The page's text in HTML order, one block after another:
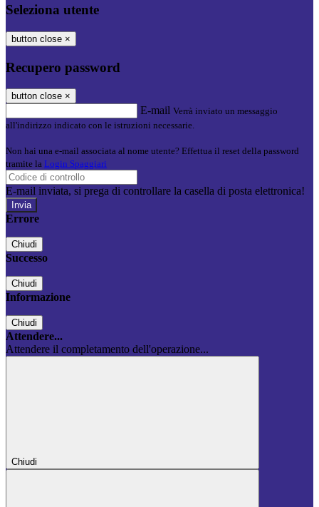
Seleziona utente
button close ×
Recupero password
button close ×
E-mail Verrà inviato un messaggio
all'indirizzo indicato con le istruzioni necessarie.
Non hai una e-mail associata al nome utente? Effettua il reset della password
tramite la Login Spaggiari
E-mail inviata, si prega di controllare la casella di posta elettronica!
Errore
Chiudi
Successo
Chiudi
Informazione
Chiudi
Attendere...
Attendere il completamento dell'operazione...
Chiudi